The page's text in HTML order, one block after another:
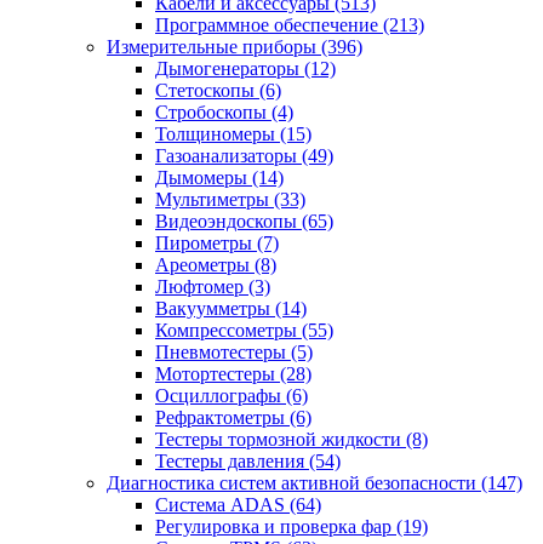
Программное обеспечение (213)
Измерительные приборы (396)
Дымогенераторы (12)
Стетоскопы (6)
Стробоскопы (4)
Толщиномеры (15)
Газоанализаторы (49)
Дымомеры (14)
Мультиметры (33)
Видеоэндоскопы (65)
Пирометры (7)
Ареометры (8)
Люфтомер (3)
Вакуумметры (14)
Компрессометры (55)
Пневмотестеры (5)
Мотортестеры (28)
Осциллографы (6)
Рефрактометры (6)
Тестеры тормозной жидкости (8)
Тестеры давления (54)
Диагностика систем активной безопасности (147)
Система ADAS (64)
Регулировка и проверка фар (19)